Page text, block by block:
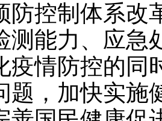
防控制体系改
测能力、应急
疫情防控的同
题，加快实施